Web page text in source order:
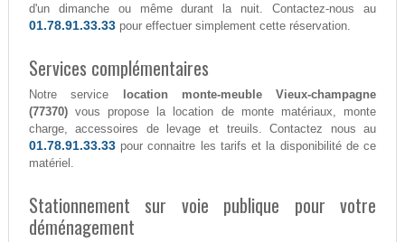
d'un dimanche ou même durant la nuit. Contactez-nous au
01.78.91.33.33 pour effectuer simplement cette réservation.
Services complémentaires
Notre service
location monte-meuble Vieux-champagne
(77370)vous propose la location de monte matériaux, monte
charge, accessoires de levage et treuils. Contactez nous au
01.78.91.33.33 pour connaitre les tarifs et la disponibilité de ce
matériel.
Stationnement sur voie publique pour votre
déménagement